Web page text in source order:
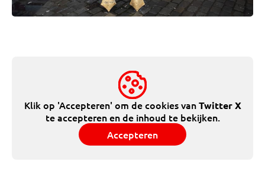
Klik op 'Accepteren' om de cookies vanTwitter X
te accepteren en de inhoud te bekijken.
Accepteren